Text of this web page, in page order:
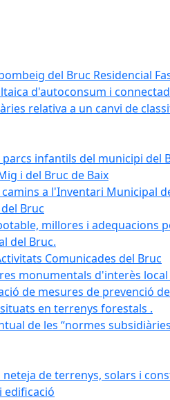
del Bruc Residencial
d'autoconsum i
relativa a un canvi de
infantils del municipi del
i del Bruc de Baix
a l'Inventari Municipal
Bruc
millores i adequacions
del Bruc.
Comunicades del Bruc
monumentals d'interès local
de mesures de prevenció
en terrenys forestals .
de les “normes
de terrenys, solars i
edificació